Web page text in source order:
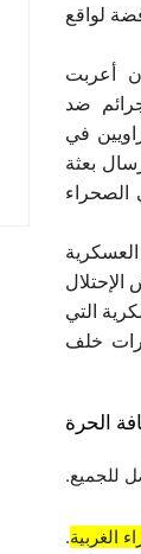
لواقع
أعربت
ضد
في
بعثة
الصحراء
وجيش الإحتلال
التي
خلف
الحرة
للجميع.
الغربية.